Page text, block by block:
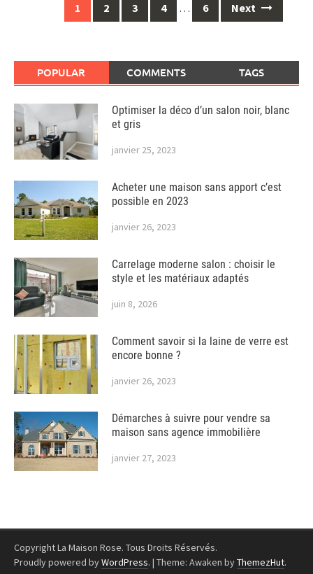
navigation
1 2 3 4 … 6 Next
POPULAR COMMENTS TAGS
Optimiser la déco d’un salon noir, blanc
et gris
janvier 25, 2023
Acheter une maison sans apport c’est
possible en 2023
janvier 26, 2023
Carrelage moderne salon : choisir le
style et les matériaux adaptés
juin 8, 2026
Comment savoir si la laine de verre est
encore bonne ?
janvier 26, 2023
Démarches à suivre pour vendre sa
maison sans agence immobilière
janvier 27, 2023
Copyright La Maison Rose. Tous Droits Réservés.
Proudly powered byWordPress. | Theme: Awaken byThemezHut.